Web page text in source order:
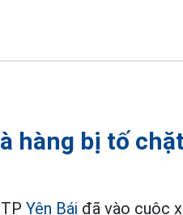
hàng bị tố
TPYên Bái đã vào cuộc